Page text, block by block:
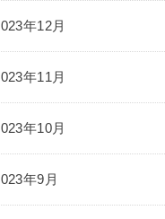
年12月
年11月
年10月
年9月